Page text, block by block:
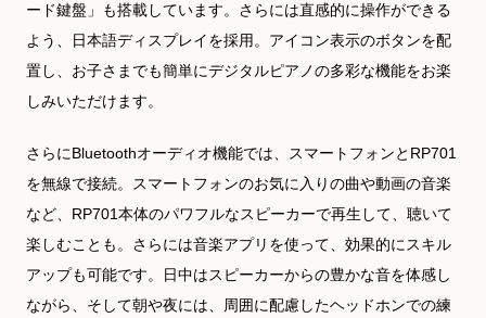
ード鍵盤」も搭載しています。さらには直感的に操作ができる
よう、日本語ディスプレイを採用。アイコン表示のボタンを配
置し、お子さまでも簡単にデジタルピアノの多彩な機能をお楽
しみいただけます。
さらにBluetoothオーディオ機能では、スマートフォンとRP701
を無線で接続。スマートフォンのお気に入りの曲や動画の音楽
など、RP701本体のパワフルなスピーカーで再生して、聴いて
楽しむことも。さらには音楽アプリを使って、効果的にスキル
アップも可能です。日中はスピーカーからの豊かな音を体感し
ながら、そして朝や夜には、周囲に配慮したヘッドホンでの練